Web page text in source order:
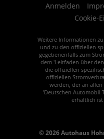
Anmelden
Cookie-
Weitere Informationen
und zu den offiziellen
gegebenenfalls zum
dem 'Leitfaden über
die offiziellen
offiziellen
werden, der an
'Deutschen Automobil
erhältlich
© 2026Autohaus